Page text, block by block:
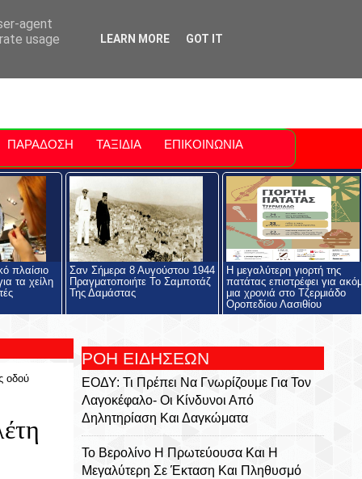
Polis
ΠΑΡΑΔΟΣΗ ΤΑΞΙΔΙΑ ΕΠΙΚΟΙΝΩΝΙΑ
πλαίσιο
τα χείλη
Σαν Σήμερα 8 Αυγούστου 1944
Πραγματοποιήτε Το Σαμποτάζ
Της Δαμάστας
Η μεγαλύτερη γιορτή της
πατάτας επιστρέφει για
μια χρονιά στο Τζερμιάδο
Οροπεδίου Λασιθίου
οδού
ΡΟΗ ΕΙΔΗΣΕΩΝ
ΕΟΔΥ: Τι Πρέπει Να Γνωρίζουμε Για Τον
Λαγοκέφαλο- Οι Κίνδυνοι Από
Δηλητηρίαση Και Δαγκώματα
Το Βερολίνο Η Πρωτεύουσα Και Η
Μεγαλύτερη Σε Έκταση Και Πληθυσμό
agent
usage
LEARN MORE GOT IT